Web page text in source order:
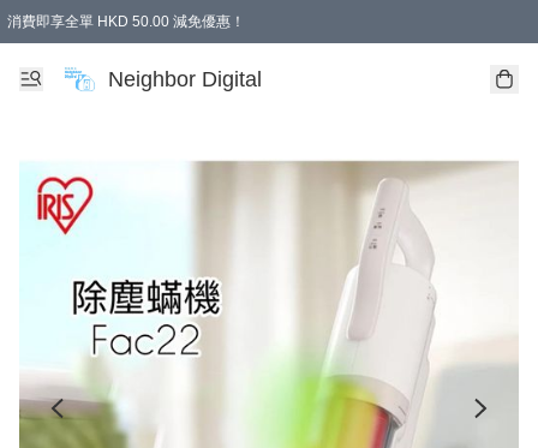
消費即享全單 HKD 50.00 減免優惠！
Neighbor Digital